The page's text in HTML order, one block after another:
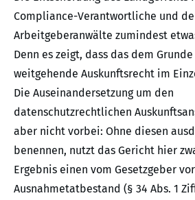
Compliance-Verantwortliche und
Arbeitgeberanwälte zumindest
Denn es zeigt, dass das dem
weitgehende Auskunftsrecht im
Die Auseinandersetzung um den
datenschutzrechtlichen
aber nicht vorbei: Ohne diesen
benennen, nutzt das Gericht hier
Ergebnis einen vom Gesetzgeber
Ausnahmetatbestand (§ 34 Abs. 1